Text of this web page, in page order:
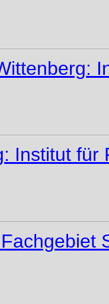
Institut für